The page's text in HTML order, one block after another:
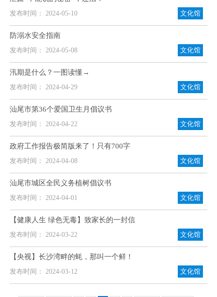
发布时间： 2024-05-10 文化馆
防溺水安全指南
发布时间： 2024-05-08 文化馆
汛期是什么？一图读懂→
发布时间： 2024-04-29 文化馆
汕尾市第36个爱国卫生月倡议书
发布时间： 2024-04-22 文化馆
政府工作报告极简版来了！只有700字
发布时间： 2024-04-08 文化馆
汕尾市城区全民义务植树倡议书
发布时间： 2024-04-01 文化馆
【健康人生 绿色无毒】致家长的一封信
发布时间： 2024-03-22 文化馆
【央视】长沙湾畔的蚝，那叫一个鲜！
发布时间： 2024-03-12 文化馆